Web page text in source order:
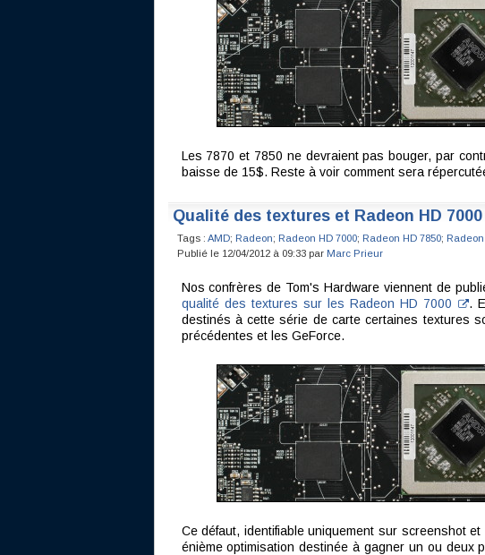
Les 7870 et 7850 ne devraient pas bouger, par
baisse de 15$. Reste à voir comment sera
Qualité des textures et Radeon HD 7000
Tags : AMD; Radeon; Radeon HD 7000; Radeon HD 7850; Radeon
Publié le 12/04/2012 à 09:33 par Marc Prieur
Nos confrères de Tom's Hardware viennent de
qualité des textures sur les Radeon HD 7000
.
destinés à cette série de carte certaines textures
précédentes et les GeForce.
Ce défaut, identifiable uniquement sur screenshot
énième optimisation destinée à gagner un ou deux